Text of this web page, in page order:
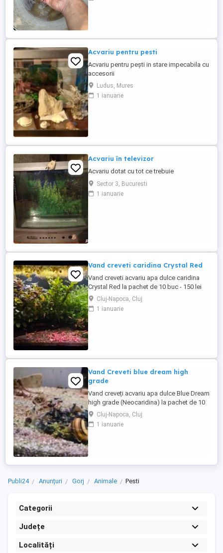
Pentru mai multe detalii, contactați-mă în
Acvariu pentru pesti
Acvariu pentru pești in stare impecabila cu
accesorii
Ludus, Mures
1 ianuarie
Acvariu în televizor
Acvariu dotat cu tot ce trebuie
Sector 3, Bucuresti
1 ianuarie
Vand creveti caridina Crystal Red
Vand creveti acvariu apa dulce caridina
Crystal Red la pachet de 10 buc - 150 lei
pachet. Bonus 1 bucata la fiecare pachet
complet cumparat. Alte detalii in poze sau
in privat. Sunt crescuti si înmultiti de mine
Cluj-Napoca, Cluj
1 ianuarie
Vand Creveti blue dream high
grade
Vand creveți acvariu apa dulce Blue Dream
high grade (Neocaridina) la pachet de 10
buc - 120 lei pachet. Ofer bonus 1 bucata
la fiecare pachet complet cumparat plus
cativa melci ramshorn red. Video aici: Sunt
Cluj-Napoca, Cluj
1 ianuarie
Publi24 Anunțuri Gorj Animale Pesti
Categorii
Județe
Localități